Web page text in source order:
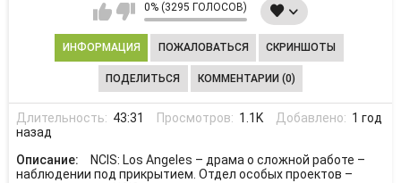
0% (3295 ГОЛОСОВ)
ИНФОРМАЦИЯ ПОЖАЛОВАТЬСЯ СКРИНШОТЫ
ПОДЕЛИТЬСЯ КОММЕНТАРИИ (0)
Длительность: 43:31 Просмотров: 1.1K Добавлено: 1 год
назад
Описание:
NCIS: Los Angeles – драма о сложной работе –
наблюдении под прикрытием. Отдел особых проектов –